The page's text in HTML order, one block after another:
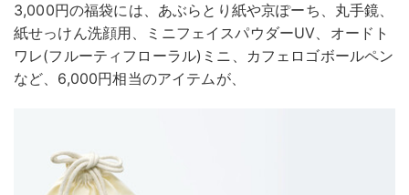
3,000円の福袋には、あぶらとり紙や京ぽーち、丸手鏡、
紙せっけん洗顔用、ミニフェイスパウダーUV、オードト
ワレ(フルーティフローラル)ミニ、カフェロゴボールペン
など、6,000円相当のアイテムが、